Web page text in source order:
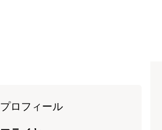
プロフィール